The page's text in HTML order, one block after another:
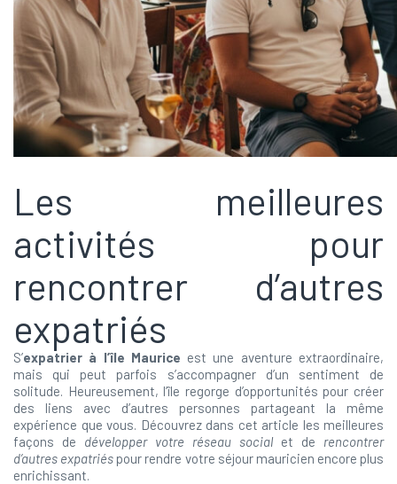
Les meilleures
activités pour
rencontrer d’autres
expatriés
S’expatrier à l’île Maurice est une aventure extraordinaire,
mais qui peut parfois s’accompagner d’un sentiment de
solitude. Heureusement, l’île regorge d’opportunités pour créer
des liens avec d’autres personnes partageant la même
expérience que vous. Découvrez dans cet article les meilleures
façons de développer votre réseau social et de rencontrer
d’autres expatriés pour rendre votre séjour mauricien encore plus
enrichissant.